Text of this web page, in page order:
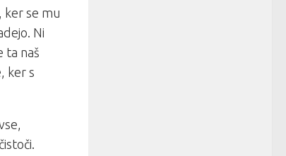
ker se mu
Ni
ta naš
ker s